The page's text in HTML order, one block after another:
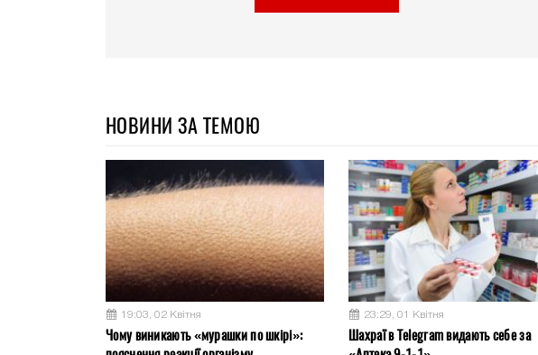
НОВИНИ ЗА ТЕМОЮ
19:03, 02 Квітня
Чому виникають «мурашки по шкірі»:
23:29, 01 Квітня
Шахраї в Telegram видають себе за